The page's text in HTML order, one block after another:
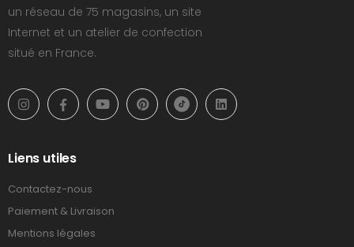
un réseau de 75 magasins, un site
Internet et un atelier de confection
situé en France.
Liens utiles
Contactez-nous
Paiement & Livraison
Mentions légales